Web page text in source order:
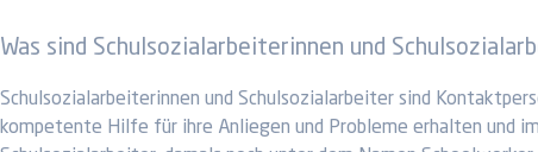
Was sind Schulsozialarbeiterinnen und
Schulsozialarbeiterinnen und Schulsozialarbeiter sind
kompetente Hilfe für ihre Anliegen und Probleme erhalten und